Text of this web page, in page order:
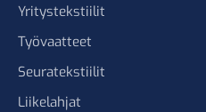
Yritystekstiilit
Työvaatteet
Seuratekstiilit
Liikelahjat